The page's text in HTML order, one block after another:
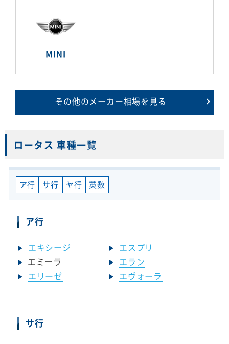
MINI
その他のメーカー相場を見る
ロータス 車種一覧
ア行 サ行 ヤ行 英数
ア行
エキシージ
エスプリ
エミーラ
エラン
エリーゼ
エヴォーラ
サ行